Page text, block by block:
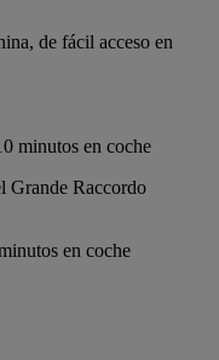
de fácil acceso en
minutos en coche
Grande Raccordo
en coche